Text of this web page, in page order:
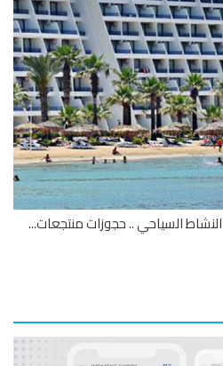
السياحي .. حجوزات منتجعات...